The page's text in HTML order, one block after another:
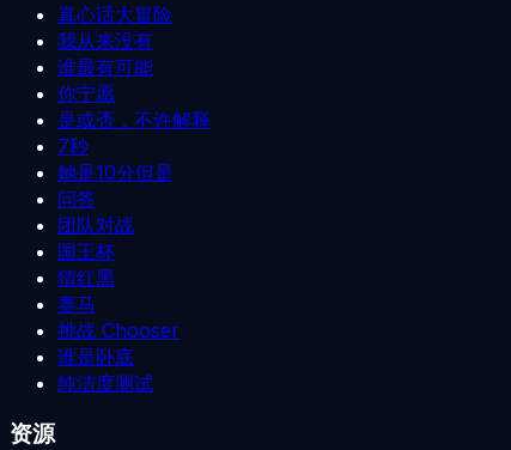
真心话大冒险
我从来没有
谁最有可能
你宁愿
是或否，不许解释
7秒
她是10分但是
问答
团队对战
国王杯
猜红黑
赛马
挑战 Chooser
谁是卧底
纯洁度测试
资源